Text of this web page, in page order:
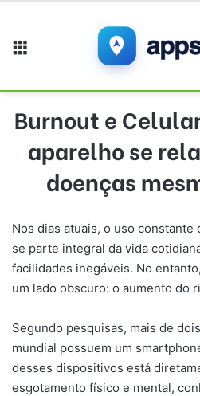
Burnout e
aparelho se
doenças
Nos dias atuais, o uso
se parte integral da vida
facilidades inegáveis. No
um lado obscuro: o aumento do
Segundo pesquisas, mais de
mundial possuem um
desses dispositivos está
esgotamento físico e mental,